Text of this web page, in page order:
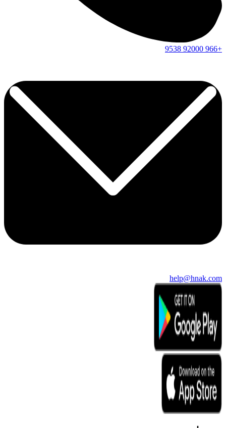
+966
92000
9538
help@hnak.com